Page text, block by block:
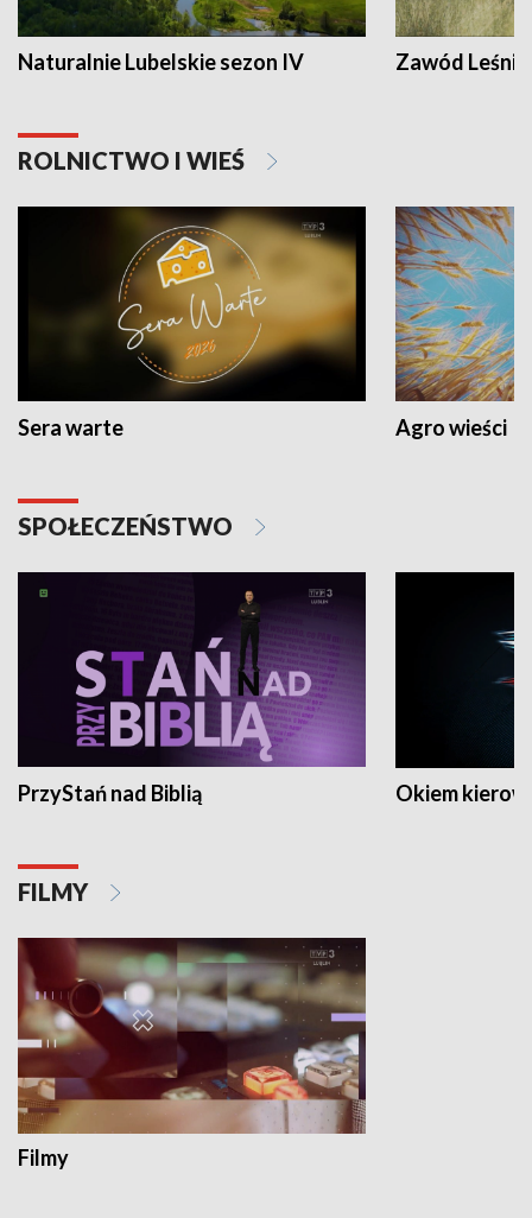
Naturalnie Lubelskie sezon IV Zawód Leśnik
ROLNICTWO I WIEŚ
Sera warte Agro wieści
SPOŁECZEŃSTWO
PrzyStań nad Biblią Okiem
FILMY
Filmy